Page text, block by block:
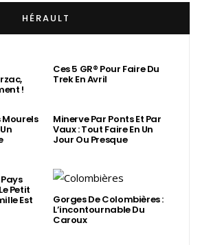
HÉRAULT
!
Ces 5 GR® Pour Faire Du
Trek En Avril
Minerve Par Ponts Et Par
Vaux : Tout Faire En Un
Jour Ou Presque
Petit
Est Gorges De Colombières :
L’incontournable Du
Caroux